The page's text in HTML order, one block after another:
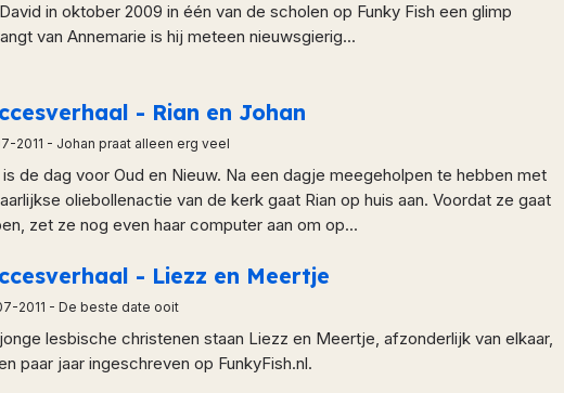
in oktober 2009 in één van de scholen op Funky Fish een glimp
van Annemarie is hij meteen nieuwsgierig...
- Rian en Johan
2011 - Johan praat alleen erg veel
de dag voor Oud en Nieuw. Na een dagje meegeholpen te hebben met
oliebollenactie van de kerk gaat Rian op huis aan. Voordat ze gaat
zet ze nog even haar computer aan om op...
- Liezz en Meertje
2011 - De beste date ooit
lesbische christenen staan Liezz en Meertje, afzonderlijk van elkaar,
paar jaar ingeschreven op FunkyFish.nl.